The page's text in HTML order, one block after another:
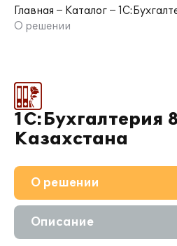
Главная Каталог
О решении
1С:Бухгалтерия
Казахстана
О решении
Приобретение
Описание